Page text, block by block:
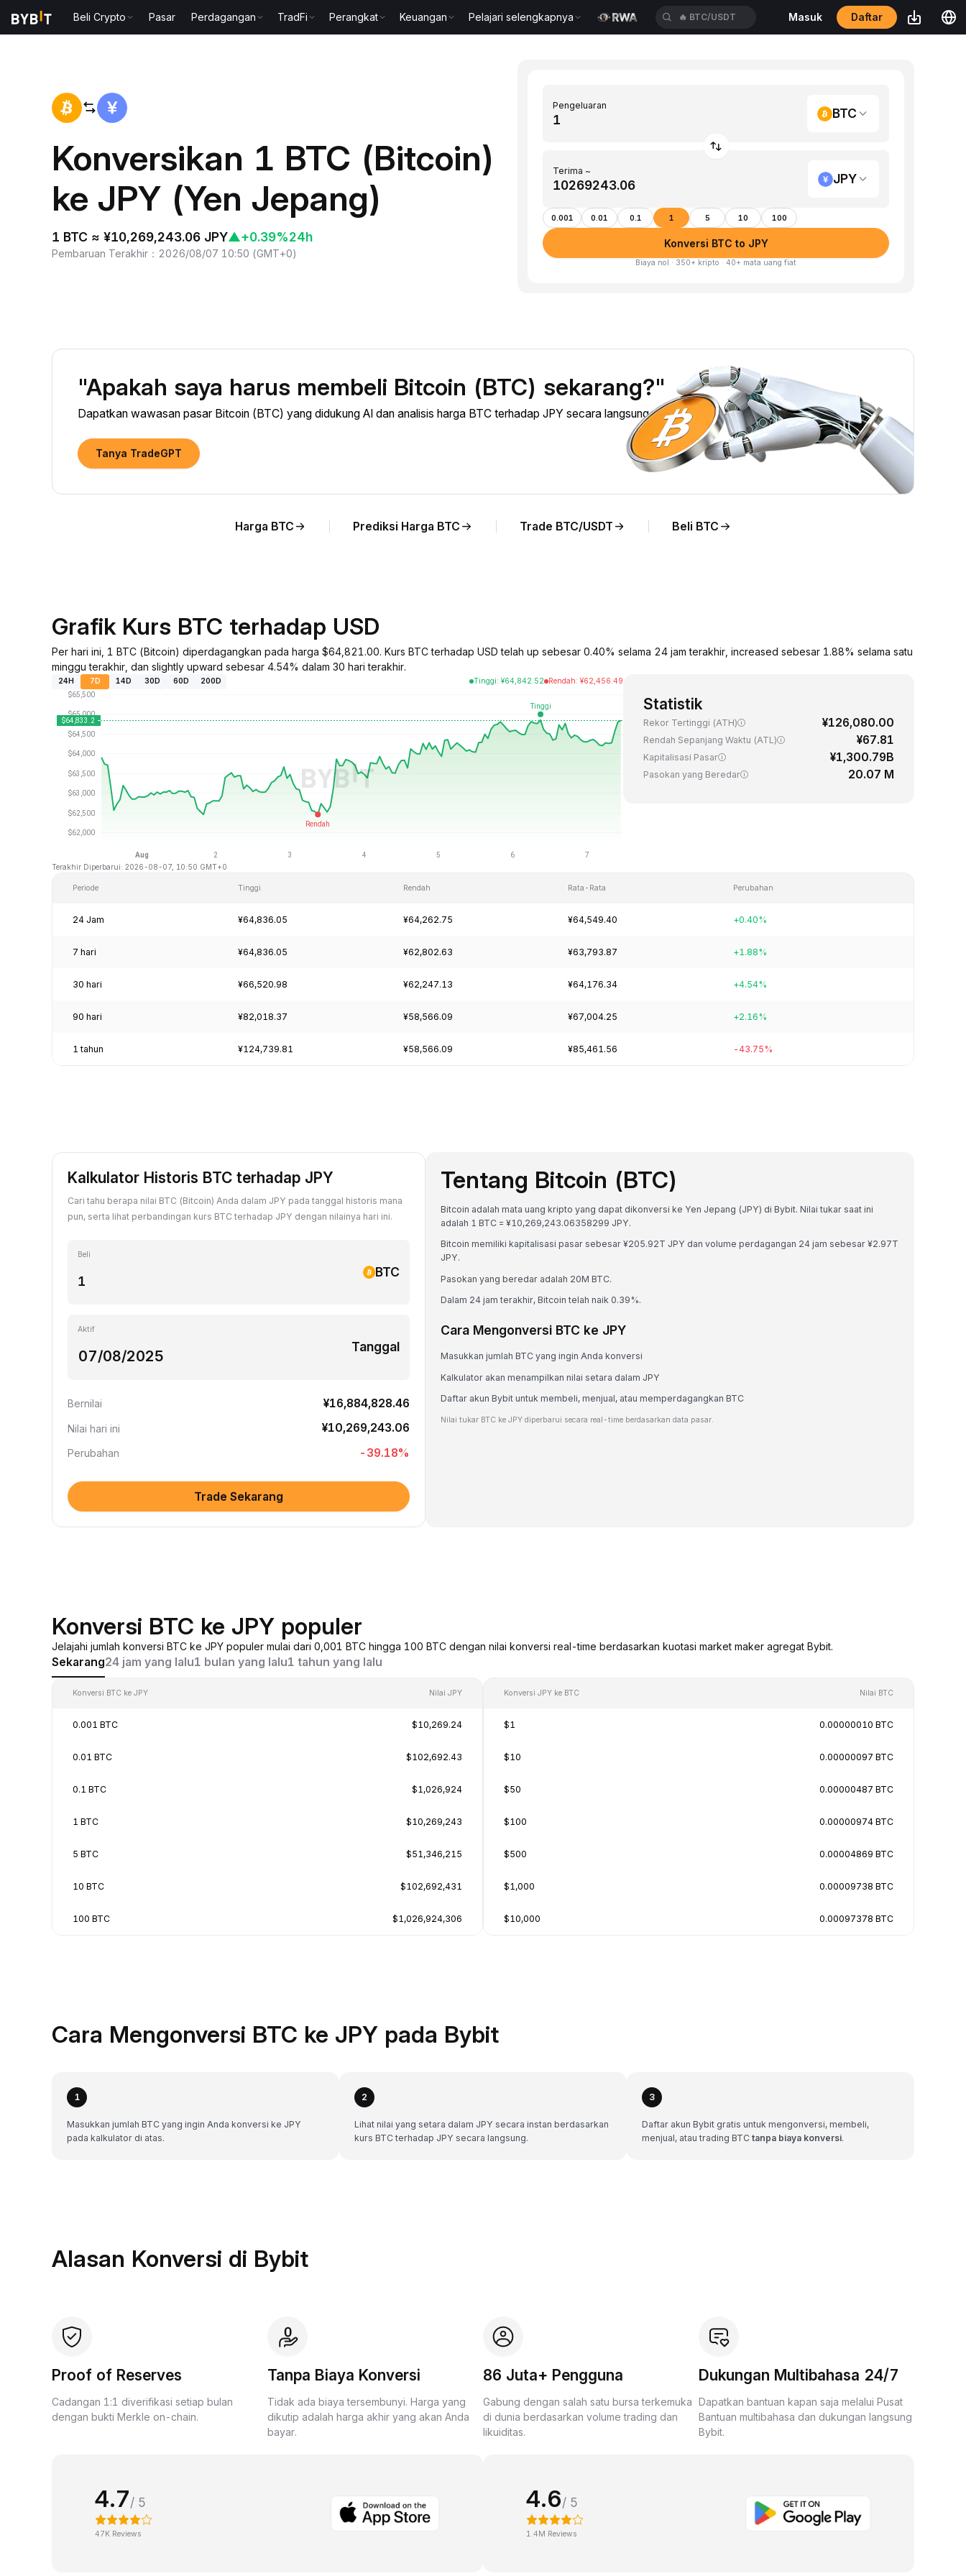
Beli Crypto Pasar Perdagangan TradFi Perangkat Keuangan Pelajari selengkapnya 🔥 BTC/USDT Masuk Daftar
Konversikan 1 BTC (Bitcoin)
ke JPY (Yen Jepang)
1 BTC ≈ ¥10,269,243.06 JPY▲+0.39%24h
Pembaruan Terakhir ： 2026/08/07 10:50 (GMT+0)
Pengeluaran
BTC
Terima ~
JPY
0.001 0.01 0.1 1 5 10 100
Konversi BTC to JPY
Biaya nol · 350+ kripto · 40+ mata uang fiat
"Apakah saya harus membeli Bitcoin (BTC) sekarang?"
Dapatkan wawasan pasar Bitcoin (BTC) yang didukung AI dan analisis harga BTC terhadap JPY secara langsung.
Tanya TradeGPT
Harga BTC Prediksi Harga BTC Trade BTC/USDT Beli BTC
Grafik Kurs BTC terhadap USD
Per hari ini, 1 BTC (Bitcoin) diperdagangkan pada harga $64,821.00. Kurs BTC terhadap USD telah up sebesar 0.40% selama 24 jam terakhir, increased sebesar 1.88% selama satu
minggu terakhir, dan slightly upward sebesar 4.54% dalam 30 hari terakhir.
24H 7D 14D 30D 60D 200D Tinggi: ¥64,842.52 Rendah: ¥62,456.49
Terakhir Diperbarui: 2026-08-07, 10:50 GMT+0
Statistik
Rekor Tertinggi (ATH) ¥126,080.00
Rendah Sepanjang Waktu (ATL) ¥67.81
Kapitalisasi Pasar ¥1,300.79B
Pasokan yang Beredar 20.07 M
Periode Tinggi Rendah Rata-Rata Perubahan
24 Jam ¥64,836.05 ¥64,262.75 ¥64,549.40 +0.40%
7 hari ¥64,836.05 ¥62,802.63 ¥63,793.87 +1.88%
30 hari ¥66,520.98 ¥62,247.13 ¥64,176.34 +4.54%
90 hari ¥82,018.37 ¥58,566.09 ¥67,004.25 +2.16%
1 tahun ¥124,739.81 ¥58,566.09 ¥85,461.56 -43.75%
Kalkulator Historis BTC terhadap JPY
Cari tahu berapa nilai BTC (Bitcoin) Anda dalam JPY pada tanggal historis mana
pun, serta lihat perbandingan kurs BTC terhadap JPY dengan nilainya hari ini.
Beli
BTC
Aktif
Tanggal
Bernilai ¥16,884,828.46
Nilai hari ini ¥10,269,243.06
Perubahan -39.18%
Trade Sekarang
Tentang Bitcoin (BTC)
Bitcoin adalah mata uang kripto yang dapat dikonversi ke Yen Jepang (JPY) di Bybit. Nilai tukar saat ini
adalah 1 BTC = ¥10,269,243.06358299 JPY.
Bitcoin memiliki kapitalisasi pasar sebesar ¥205.92T JPY dan volume perdagangan 24 jam sebesar ¥2.97T
JPY.
Pasokan yang beredar adalah 20M BTC.
Dalam 24 jam terakhir, Bitcoin telah naik 0.39%.
Cara Mengonversi BTC ke JPY
Masukkan jumlah BTC yang ingin Anda konversi
Kalkulator akan menampilkan nilai setara dalam JPY
Daftar akun Bybit untuk membeli, menjual, atau memperdagangkan BTC
Nilai tukar BTC ke JPY diperbarui secara real-time berdasarkan data pasar.
Konversi BTC ke JPY populer
Jelajahi jumlah konversi BTC ke JPY populer mulai dari 0,001 BTC hingga 100 BTC dengan nilai konversi real-time berdasarkan kuotasi market maker agregat Bybit.
Sekarang24 jam yang lalu1 bulan yang lalu1 tahun yang lalu
Konversi BTC ke JPY Nilai JPY
0.001 BTC $10,269.24
0.01 BTC $102,692.43
0.1 BTC $1,026,924
1 BTC $10,269,243
5 BTC $51,346,215
10 BTC $102,692,431
100 BTC $1,026,924,306
Konversi JPY ke BTC Nilai BTC
$1 0.00000010 BTC
$10 0.00000097 BTC
$50 0.00000487 BTC
$100 0.00000974 BTC
$500 0.00004869 BTC
$1,000 0.00009738 BTC
$10,000 0.00097378 BTC
Cara Mengonversi BTC ke JPY pada Bybit
1
Masukkan jumlah BTC yang ingin Anda konversi ke JPY
pada kalkulator di atas.
2
Lihat nilai yang setara dalam JPY secara instan berdasarkan
kurs BTC terhadap JPY secara langsung.
3
Daftar akun Bybit gratis untuk mengonversi, membeli,
menjual, atau trading BTC tanpa biaya konversi.
Alasan Konversi di Bybit
Proof of Reserves
Cadangan 1:1 diverifikasi setiap bulan
dengan bukti Merkle on-chain.
Tanpa Biaya Konversi
Tidak ada biaya tersembunyi. Harga yang
dikutip adalah harga akhir yang akan Anda
bayar.
86 Juta+ Pengguna
Gabung dengan salah satu bursa terkemuka
di dunia berdasarkan volume trading dan
likuiditas.
Dukungan Multibahasa 24/7
Dapatkan bantuan kapan saja melalui Pusat
Bantuan multibahasa dan dukungan langsung
Bybit.
4.7/ 5
47K Reviews
4.6/ 5
1.4M Reviews